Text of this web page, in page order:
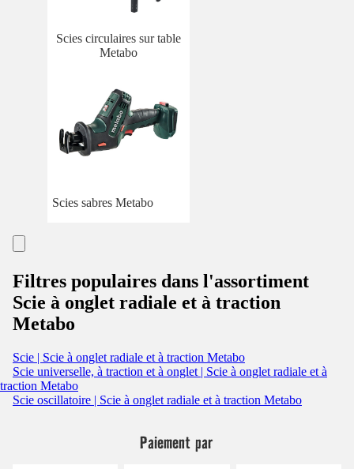
Scies circulaires sur table
Metabo
Scies sabres Metabo
Filtres populaires dans l'assortiment
Scie à onglet radiale et à traction
Metabo
Scie | Scie à onglet radiale et à traction Metabo
Scie universelle, à traction et à onglet | Scie à onglet radiale et à
traction Metabo
Scie oscillatoire | Scie à onglet radiale et à traction Metabo
Paiement par